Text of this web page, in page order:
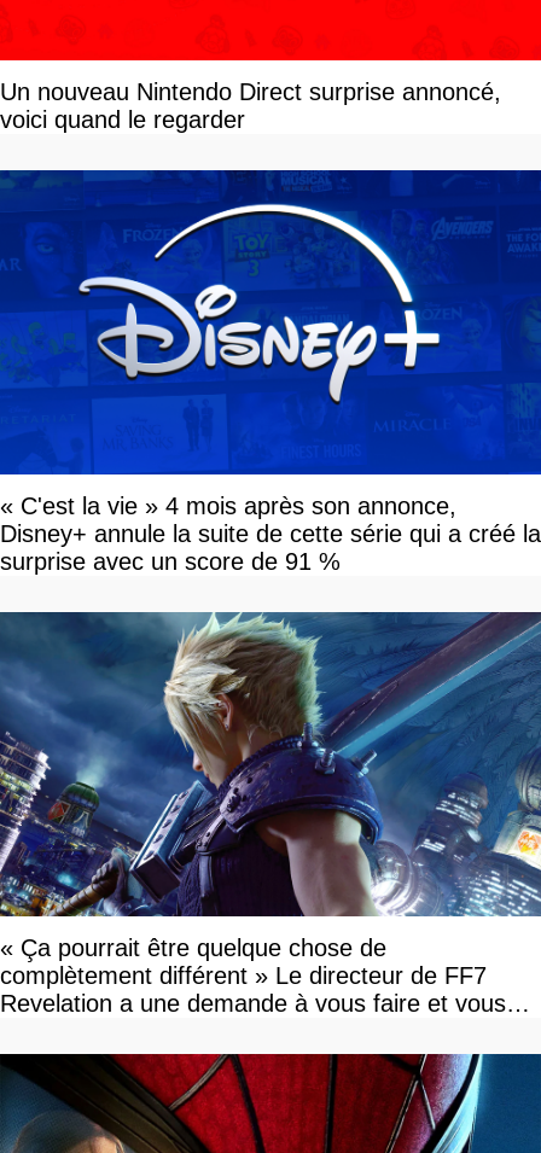
Un nouveau Nintendo Direct surprise annoncé,
voici quand le regarder
« C'est la vie » 4 mois après son annonce,
Disney+ annule la suite de cette série qui a créé la
surprise avec un score de 91 %
« Ça pourrait être quelque chose de
complètement différent » Le directeur de FF7
Revelation a une demande à vous faire et vous